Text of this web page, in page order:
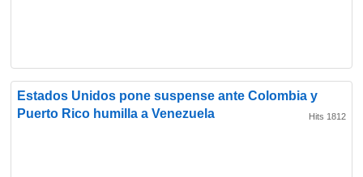
Estados Unidos pone suspense ante Colombia y
Puerto Rico humilla a Venezuela
Hits 1812